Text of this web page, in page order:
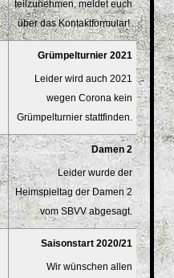
teilzunehmen, meldet euch
über das Kontaktformular!
Grümpelturnier 2021
Leider wird auch 2021
wegen Corona kein
Grümpelturnier stattfinden.
Damen 2
Leider wurde der
Heimspieltag der Damen 2
vom SBVV abgesagt.
Saisonstart 2020/21
Wir wünschen allen